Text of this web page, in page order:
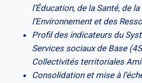
l’Éducation, de la Santé, de
l’Environnement et des
Profil des indicateurs du
Services sociaux de Base
Collectivités territoriales
Consolidation et mise à